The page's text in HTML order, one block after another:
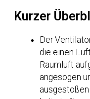
Kurzer
Der
die einen
Raumluft
angesogen